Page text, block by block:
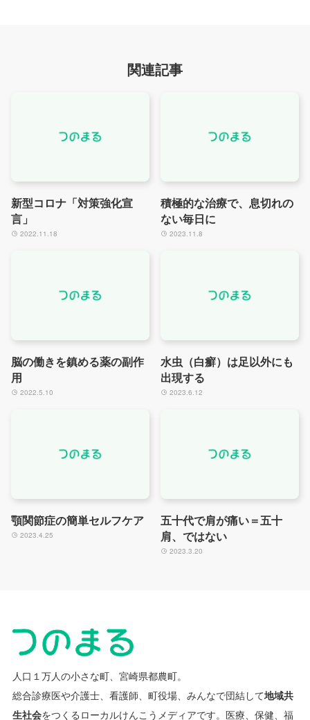
関連記事
新型コロナ「対策強化宣
言」
2022.11.18
積極的な治療で、息切れの
ない毎日に
2023.11.8
脳の働きを鎮める薬の副作
用
2022.5.10
水虫（白癬）は足以外にも
出現する
2023.6.12
顎関節症の簡単セルフケア
2023.4.25
五十代で肩が痛い＝五十
肩、ではない
2023.3.20
人口１万人の小さな町、宮崎県都農町。
総合診療医や介護士、看護師、町役場、みんなで団結して地域共
生社会をつくるローカルけんこうメディアです。 医療、保健、福